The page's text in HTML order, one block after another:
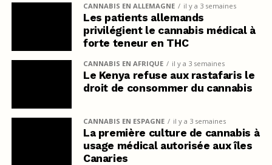
CANNABIS EN ALLEMAGNE il y a 3 semaines
Les patients allemands
privilégient le cannabis médical à
forte teneur en THC
CANNABIS EN AFRIQUE il y a 3 semaines
Le Kenya refuse aux rastafaris le
droit de consommer du cannabis
CANNABIS EN ESPAGNE il y a 3 semaines
La première culture de cannabis à
usage médical autorisée aux îles
Canaries